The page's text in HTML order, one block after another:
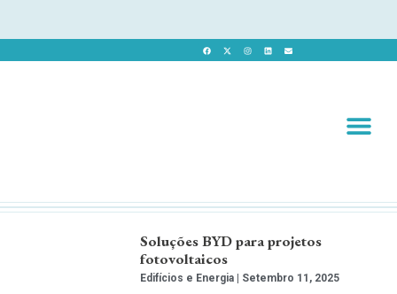
Soluções BYD para projetos
fotovoltaicos
Edifícios e Energia Setembro 11, 2025